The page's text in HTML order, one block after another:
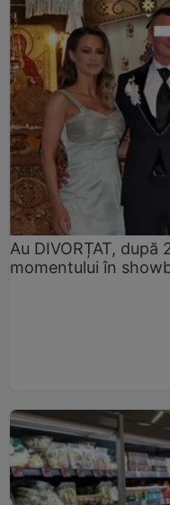
Au DIVORȚAT, după
momentului în